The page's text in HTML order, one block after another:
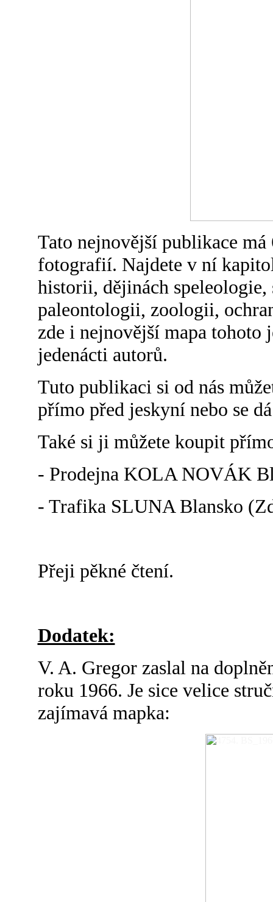
Tato nejnovější publikace má
fotografií. Najdete v ní
historii, dějinách
paleontologii, zoologii,
zde i nejnovější mapa
jedenácti autorů.
Tuto publikaci si od nás
přímo před jeskyní nebo se
Také si ji můžete koupit
- Prodejna KOLA NOVÁK
- Trafika SLUNA Blansko
Přeji pěkné čtení.
Dodatek:
V. A. Gregor zaslal na
roku 1966. Je sice velice
zajímavá mapka: